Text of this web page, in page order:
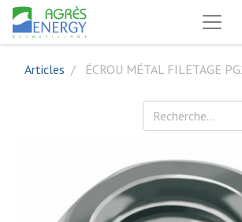
Articles ÉCROU MÉTAL FILETAGE